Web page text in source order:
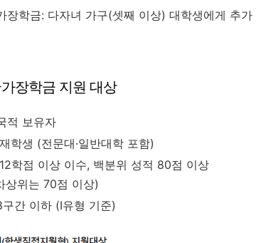
장학금: 다자녀 가구(셋째 이상) 대학생에게 추가
장학금 지원 대상
적 보유자
학생 (전문대·일반대학 포함)
학점 이상 이수, 백분위 성적 80점 이상
상위는 70점 이상)
간 이하 (Ⅰ유형 기준)